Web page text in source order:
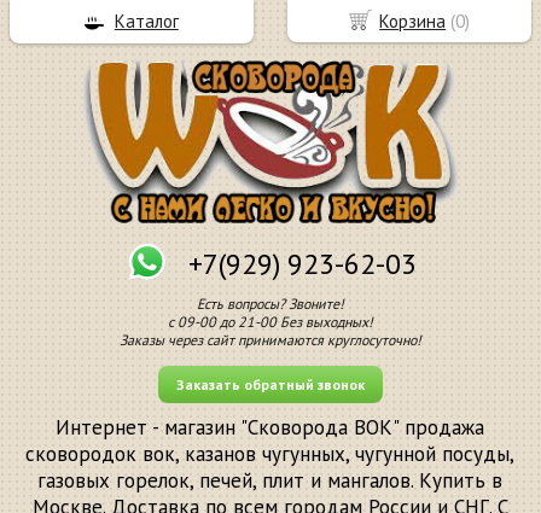
+7(929) 923-62-03
Есть вопросы? Звоните!
с 09-00 до 21-00 Без выходных!
Заказы через сайт принимаются круглосуточно!
Заказать обратный звонок
Интернет - магазин "Сковорода ВОК" продажа
сковородок вок, казанов чугунных, чугунной посуды,
газовых горелок, печей, плит и мангалов. Купить в
Москве. Доставка по всем городам России и СНГ. С
Корзина (0)
Каталог